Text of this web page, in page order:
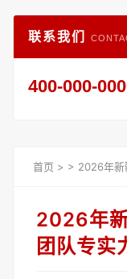
联系我们
400-000-
首页 > > 2026年新
2026年
团队专实